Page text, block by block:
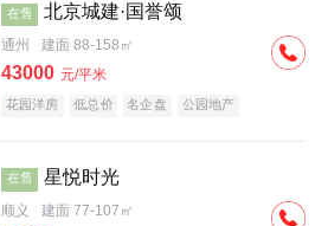
在售 北京城建·国誉颂
通州 建面 88-158㎡
43000 元/平米
花园洋房 低总价 名企盘 公园地产
在售 星悦时光
顺义 建面 77-107㎡